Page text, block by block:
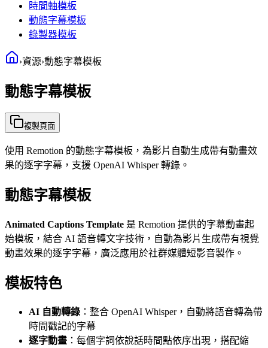
時間軸模板
動態字幕模板
錄製器模板
›資源›動態字幕模板
動態字幕模板
複製頁面
使用 Remotion 的動態字幕模板，為影片自動生成帶有動畫效
果的逐字字幕，支援 OpenAI Whisper 轉錄。
動態字幕模板
Animated Captions Template 是 Remotion 提供的字幕動畫起
始模板，結合 AI 語音轉文字技術，自動為影片生成帶有視覺
動畫效果的逐字字幕，廣泛應用於社群媒體短影音製作。
模板特色
AI 自動轉錄 ：整合 OpenAI Whisper，自動將語音轉為帶
時間戳記的字幕
逐字動畫 ：每個字詞依說話時間點依序出現，搭配縮